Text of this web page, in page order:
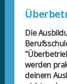
Die
werden
deinem